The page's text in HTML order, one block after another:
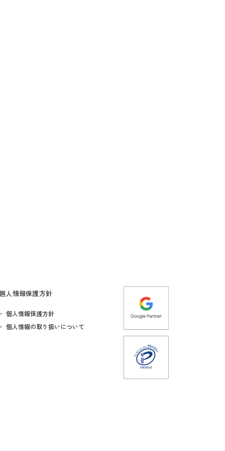
人情報保護方針
個人情報保護方針
個人情報の取り扱いについて